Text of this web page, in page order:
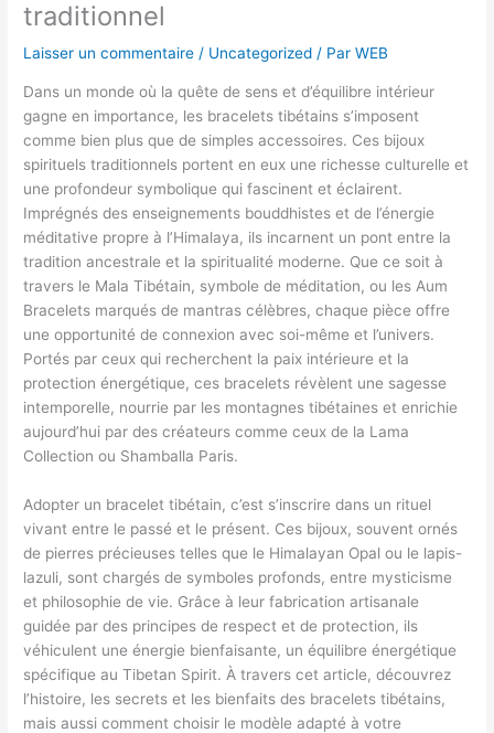
traditionnel
Laisser un commentaire / Uncategorized / ParWEB
Dans un monde où la quête de sens et d’équilibre intérieur
gagne en importance, les bracelets tibétains s’imposent
comme bien plus que de simples accessoires. Ces bijoux
spirituels traditionnels portent en eux une richesse culturelle et
une profondeur symbolique qui fascinent et éclairent.
Imprégnés des enseignements bouddhistes et de l’énergie
méditative propre à l’Himalaya, ils incarnent un pont entre la
tradition ancestrale et la spiritualité moderne. Que ce soit à
travers le Mala Tibétain, symbole de méditation, ou les Aum
Bracelets marqués de mantras célèbres, chaque pièce offre
une opportunité de connexion avec soi-même et l’univers.
Portés par ceux qui recherchent la paix intérieure et la
protection énergétique, ces bracelets révèlent une sagesse
intemporelle, nourrie par les montagnes tibétaines et enrichie
aujourd’hui par des créateurs comme ceux de la Lama
Collection ou Shamballa Paris.
Adopter un bracelet tibétain, c’est s’inscrire dans un rituel
vivant entre le passé et le présent. Ces bijoux, souvent ornés
de pierres précieuses telles que le Himalayan Opal ou le lapis-
lazuli, sont chargés de symboles profonds, entre mysticisme
et philosophie de vie. Grâce à leur fabrication artisanale
guidée par des principes de respect et de protection, ils
véhiculent une énergie bienfaisante, un équilibre énergétique
spécifique au Tibetan Spirit. À travers cet article, découvrez
l’histoire, les secrets et les bienfaits des bracelets tibétains,
mais aussi comment choisir le modèle adapté à votre